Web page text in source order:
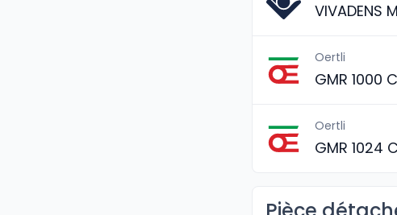
VIVADENS
Oertli
GMR 1000
Oertli
GMR 1024